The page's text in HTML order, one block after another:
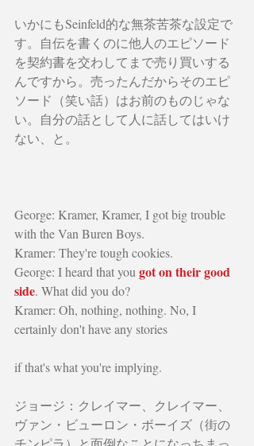
いかにもSeinfeld的な無茶苦茶な設定で
す。自伝を書くのに他人のエピソード
を契約書を交わしてまで売り買いする
んですから。売ったんだからそのエピ
ソード（笑い話）はお前のものじゃな
い。自分の話として人に話してはいけ
ない、と。
George: Kramer, Kramer, I got big trouble
with the Van Buren Boys.
Kramer: They're tough cookies.
George: I heard that you got on their good
side. What did you do?
Kramer: Oh, nothing, nothing. No, I
certainly don't have any stories
if that's what you're implying.
ジョージ：クレイマー、クレイマー、
ヴァン・ビューロン・ボーイズ（街の